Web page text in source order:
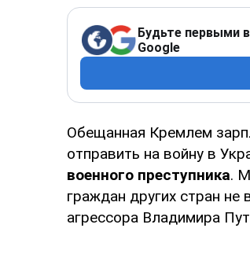
Будьте первыми
Google
Обещанная Кремлем
отправить на войну в
военного преступника.
граждан других стран
агрессора Владимира